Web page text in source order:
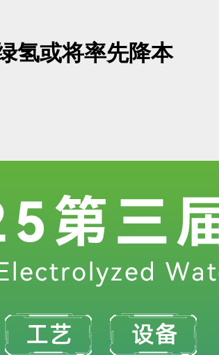
氢或将率先降本